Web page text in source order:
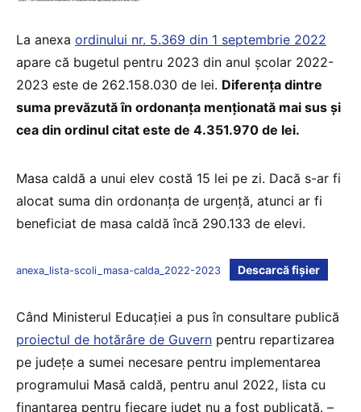
La anexa ordinului nr. 5.369 din 1 septembrie 2022
apare că bugetul pentru 2023 din anul școlar 2022-
2023 este de 262.158.030 de lei. Diferența dintre
suma prevăzută în ordonanța menționată mai sus și
cea din ordinul citat este de 4.351.970 de lei.
Masa caldă a unui elev costă 15 lei pe zi. Dacă s-ar fi
alocat suma din ordonanța de urgență, atunci ar fi
beneficiat de masa caldă încă 290.133 de elevi.
anexa_lista-scoli_masa-calda_2022-2023 Descarcă fișier
Când Ministerul Educației a pus în consultare publică
proiectul de hotărâre de Guvern pentru repartizarea
pe județe a sumei necesare pentru implementarea
programului Masă caldă, pentru anul 2022, lista cu
finanțarea pentru fiecare județ nu a fost publicată. –